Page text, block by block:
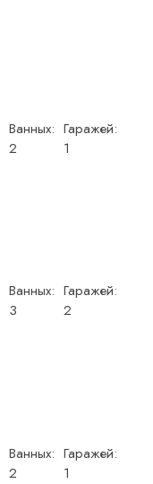
Ванных:
2
Гаражей:
1
Ванных:
3
Гаражей:
2
Ванных:
2
Гаражей:
1